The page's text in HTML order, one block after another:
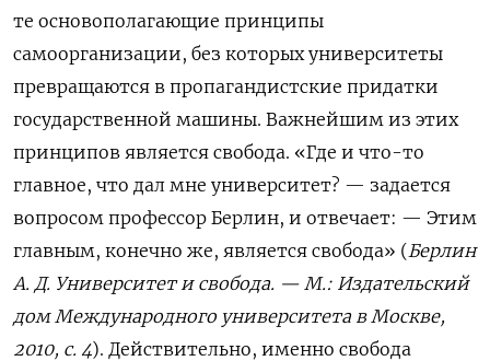
те основополагающие принципы
самоорганизации, без которых университеты
превращаются в пропагандистские придатки
государственной машины. Важнейшим из этих
принципов является свобода. «Где и что-то
главное, что дал мне университет? — задается
вопросом профессор Берлин, и отвечает: — Этим
главным, конечно же, является свобода» (Берлин
А. Д. Университет и свобода. — М.: Издательский
дом Международного университета в Москве,
2010, с. 4). Действительно, именно свобода